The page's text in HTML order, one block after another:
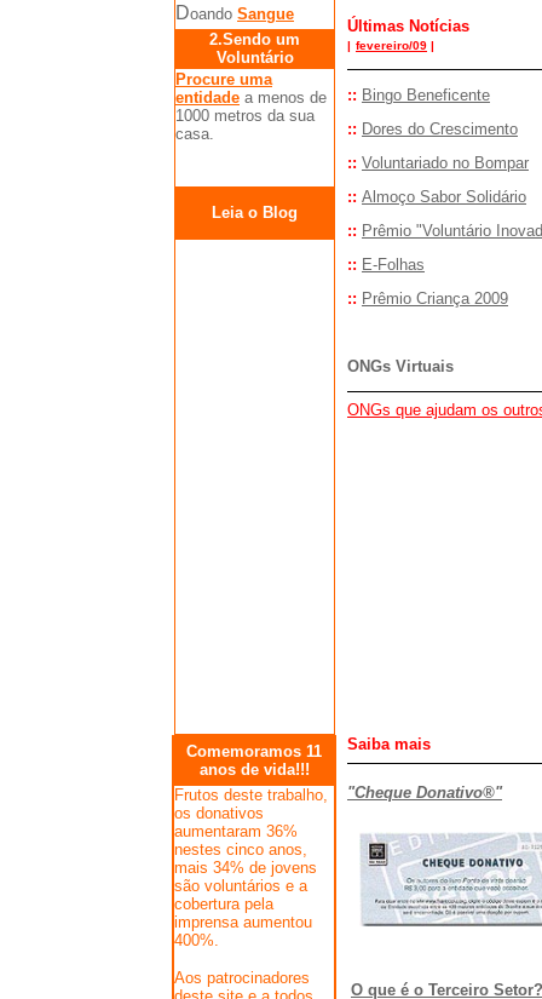
Doando Sangue
2.Sendo um
Voluntário
Procure uma
entidade a menos de
1000 metros da sua
casa.
Leia o Blog
Últimas Notícias
| fevereiro/09 |
:: Bingo Beneficente
:: Dores do Crescimento
:: Voluntariado no Bompar
:: Almoço Sabor Solidário
:: Prêmio "Voluntário
:: E-Folhas
:: Prêmio Criança 2009
ONGs Virtuais
ONGs que ajudam os
Comemoramos 11
anos de vida!!!
Frutos deste trabalho,
os donativos
aumentaram 36%
nestes cinco anos,
mais 34% de jovens
são voluntários e a
cobertura pela
imprensa aumentou
400%.
Aos patrocinadores
Saiba mais
"Cheque Donativo®"
O que é o Terceiro Setor?